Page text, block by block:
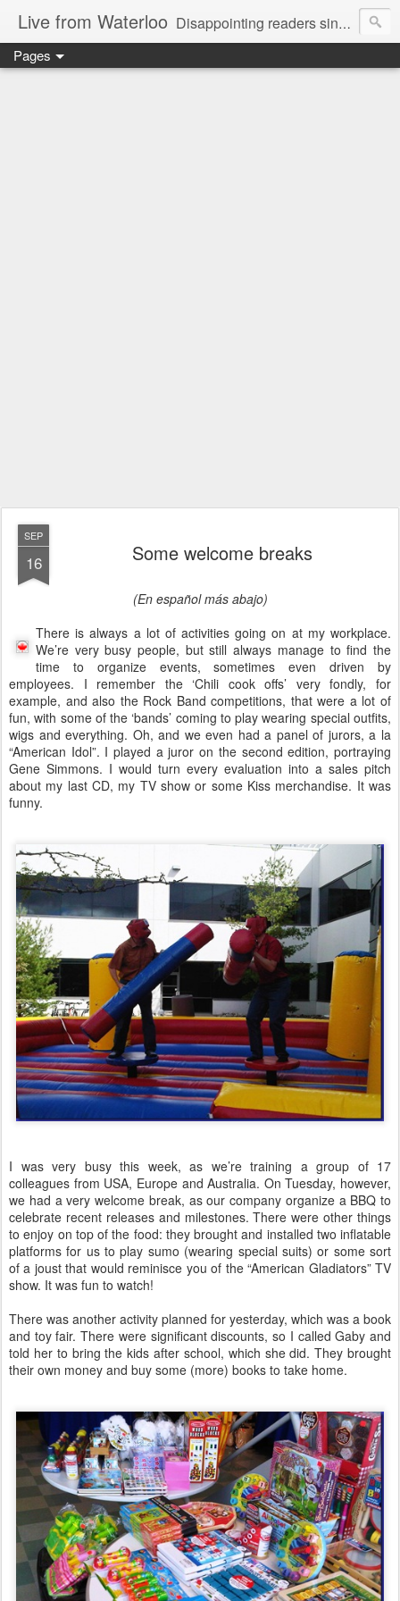
Live from Waterloo Disappointing readers since 2006
Pages
SEP
16 Some welcome breaks
(En español más abajo)
There is always a lot of activities going on at my workplace.
We’re very busy people, but still always manage to find the
time to organize events, sometimes even driven by
employees. I remember the ‘Chili cook offs’ very fondly, for
example, and also the Rock Band competitions, that were a lot of
fun, with some of the ‘bands’ coming to play wearing special outfits,
wigs and everything. Oh, and we even had a panel of jurors, a la
“American Idol”. I played a juror on the second edition, portraying
Gene Simmons. I would turn every evaluation into a sales pitch
about my last CD, my TV show or some Kiss merchandise. It was
funny.
I was very busy this week, as we’re training a group of 17
colleagues from USA, Europe and Australia. On Tuesday, however,
we had a very welcome break, as our company organize a BBQ to
celebrate recent releases and milestones. There were other things
to enjoy on top of the food: they brought and installed two inflatable
platforms for us to play sumo (wearing special suits) or some sort
of a joust that would reminisce you of the “American Gladiators” TV
show. It was fun to watch!
There was another activity planned for yesterday, which was a book
and toy fair. There were significant discounts, so I called Gaby and
told her to bring the kids after school, which she did. They brought
their own money and buy some (more) books to take home.